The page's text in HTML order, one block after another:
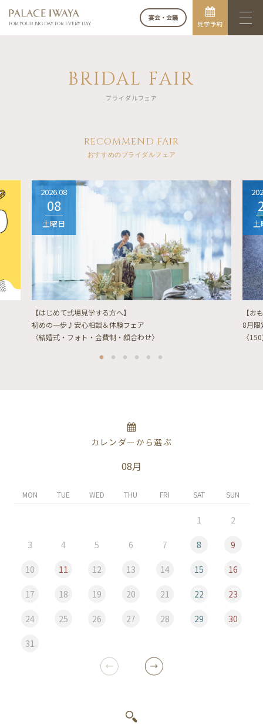
FOR YOUR BIG DAY. FOR EVERY DAY.
宴会・会議
見学予約
BRIDAL FAIR
ブライダルフェア
RECOMMEND FAIR
おすすめのブライダルフェア
2026.08
08
土曜日
【はじめて式場見学する方へ】
初めの一歩♪安心相談＆体験フェア
〈結婚式・フォト・会費制・顔合わせ〉
土
【お
8月限
〈
カレンダーから選ぶ
08月
MON TUE WED THU FRI SAT SUN
1 2
3 4 5 6 7 8 9
10 11 12 13 14 15 16
17 18 19 20 21 22 23
24 25 26 27 28 29 30
31